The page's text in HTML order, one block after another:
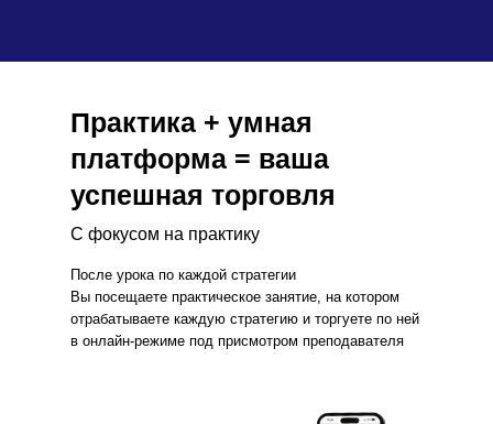
Практика + умная
платформа = ваша
успешная торговля
После урока по каждой стратегии
Вы посещаете практическое занятие, на котором
отрабатываете каждую стратегию и торгуете по ней
в онлайн-режиме под присмотром преподавателя
С фокусом на практику